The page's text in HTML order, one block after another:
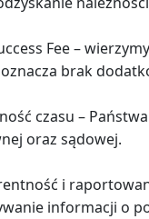
Fee –
brak
czasu –
oraz sądowej.
i
informacji o